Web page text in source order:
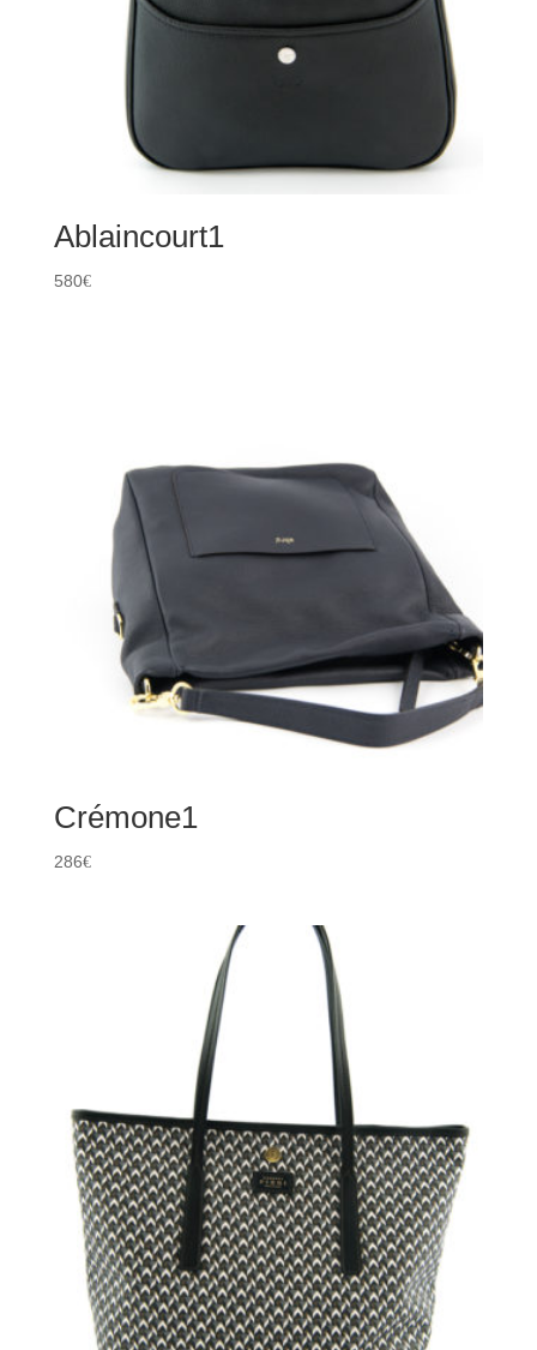
Ablaincourt1
580€
Crémone1
286€